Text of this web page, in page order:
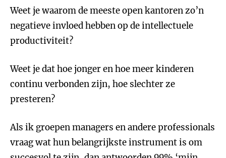
Weet je waarom de meeste open kantoren zo’n
negatieve invloed hebben op de intellectuele
productiviteit?
Weet je dat hoe jonger en hoe meer kinderen
continu verbonden zijn, hoe slechter ze
presteren?
Als ik groepen managers en andere professionals
vraag wat hun belangrijkste instrument is om